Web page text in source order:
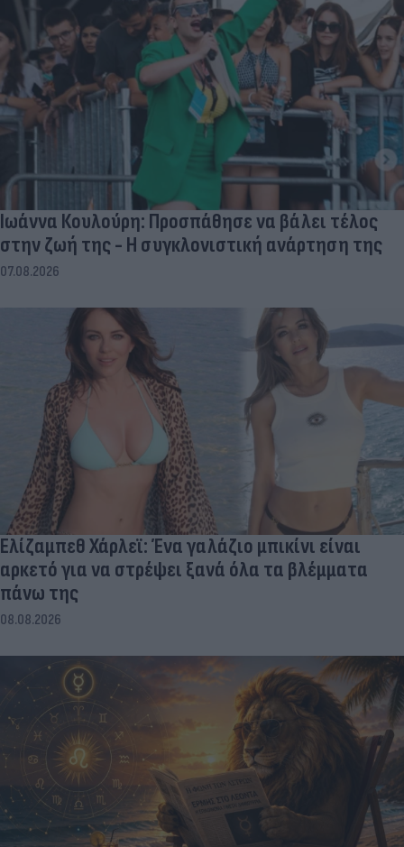
Ιωάννα Κουλούρη: Προσπάθησε να βάλει τέλος
στην ζωή της - Η συγκλονιστική ανάρτηση της
07.08.2026
Ελίζαμπεθ Χάρλεϊ: Ένα γαλάζιο μπικίνι είναι
αρκετό για να στρέψει ξανά όλα τα βλέμματα
πάνω της
08.08.2026